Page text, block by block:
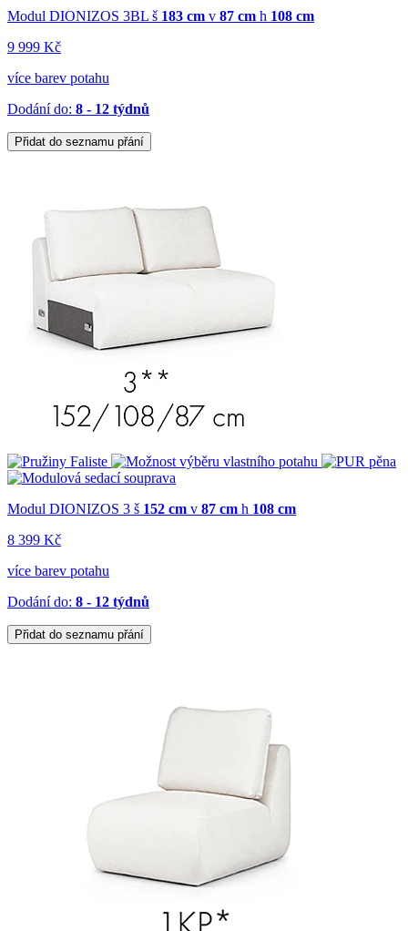
Modul DIONIZOS 3BL š 183 cm v 87 cm h 108 cm
9 999 Kč
více barev potahu
Dodání do: 8 - 12 týdnů
Přidat do seznamu přání
Modul DIONIZOS 3 š 152 cm v 87 cm h 108 cm
8 399 Kč
více barev potahu
Dodání do: 8 - 12 týdnů
Přidat do seznamu přání